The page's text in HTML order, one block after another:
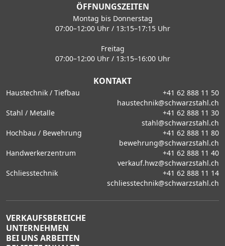
ÖFFNUNGSZEITEN
Montag bis Donnerstag
07:00–12:00 Uhr / 13:15–17:15 Uhr
Freitag
07:00–12:00 Uhr / 13:15–16:00 Uhr
KONTAKT
Haustechnik / Tiefbau
+41 62 888 11 50
haustechnik@schwarzstahl.ch
Stahl / Metalle
+41 62 888 11 30
stahl@schwarzstahl.ch
Hochbau / Bewehrung
+41 62 888 11 80
bewehrung@schwarzstahl.ch
Handwerkerzentrum
+41 62 888 11 40
verkauf.hwz@schwarzstahl.ch
Schliesstechnik
+41 62 888 11 14
schliesstechnik@schwarzstahl.ch
VERKAUFSBEREICHE
UNTERNEHMEN
BEI UNS ARBEITEN